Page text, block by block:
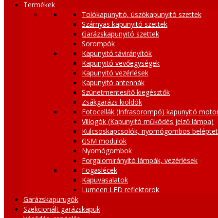
Termékek
Tolókapunyitó, úszókapunyitó szettek
Szárnyas kapunyitó szettek
Garázskapunyitó szettek
Sorompók
Kapunyitó távirányítók
Kapunyitó vevőegységek
Kapunyitó vezérlések
Kapunyitó antennák
Szünetmentesítő kiegésztők
Zsákgarázs kioldók
Fotocellák (Infrasorompó) kapunyitó
Villogók (Kapunyitó működés jelző lámpa)
Kulcsoskapcsolók, nyomógombos
GSM modulok
Nyomógombok
Forgalomirányító lámpák, vezérlések
Fogaslécek
Kapuvasalatok
Lumeen LED reflektorok
Garázskapurugók
Szekcionált garázskapuk